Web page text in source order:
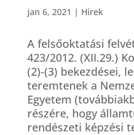
jan 6, 2021 | Hírek
A felsőoktatási
423/2012. (XII.29.)
(2)-(3) bekezdései,
teremtenek a
Egyetem
részére, hogy
rendészeti képzési